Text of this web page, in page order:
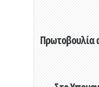
Πρωτοβουλία